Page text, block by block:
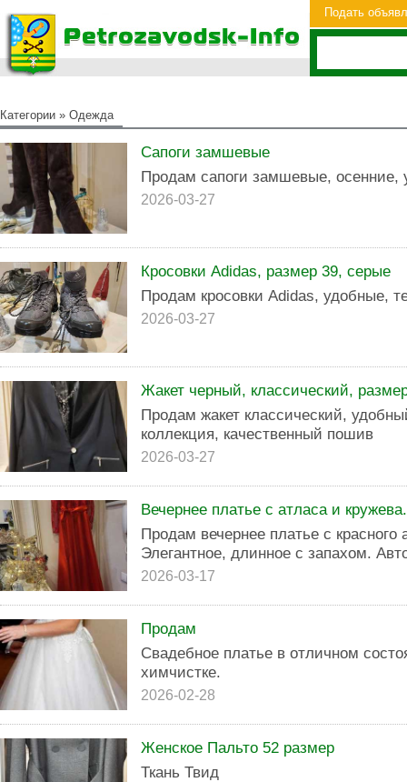
Подать
Категории » Одежда
Сапоги замшевые
Продам сапоги замшевые, осенние,
2026-03-27
Кросовки Adidas, размер 39, серые
Продам кросовки Adidas, удобные,
2026-03-27
Жакет черный, классический,
Продам жакет классический,
коллекция, качественный пошив
2026-03-27
Вечернее платье с атласа и
Продам вечернее платье с красного
Элегантное, длинное с запахом.
2026-03-17
Продам
Свадебное платье в отличном
химчистке.
2026-02-28
Женское Пальто 52 размер
Ткань Твид